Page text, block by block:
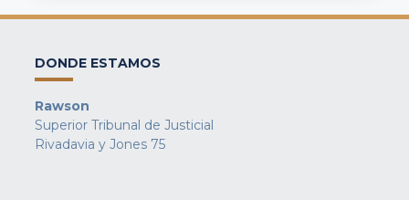
DONDE ESTAMOS
Rawson
Superior Tribunal de Justicial
Rivadavia y Jones 75